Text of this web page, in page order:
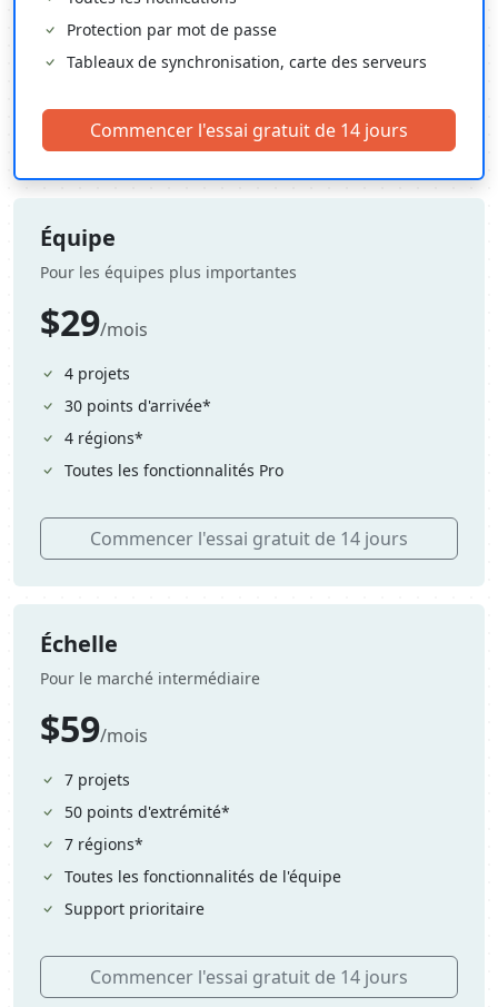
Protection par mot de passe
Tableaux de synchronisation, carte des serveurs
Commencer l'essai gratuit de 14 jours
Équipe
Pour les équipes plus importantes
$29/mois
4 projets
30 points d'arrivée*
4 régions*
Toutes les fonctionnalités Pro
Commencer l'essai gratuit de 14 jours
Échelle
Pour le marché intermédiaire
$59/mois
7 projets
50 points d'extrémité*
7 régions*
Toutes les fonctionnalités de l'équipe
Support prioritaire
Commencer l'essai gratuit de 14 jours